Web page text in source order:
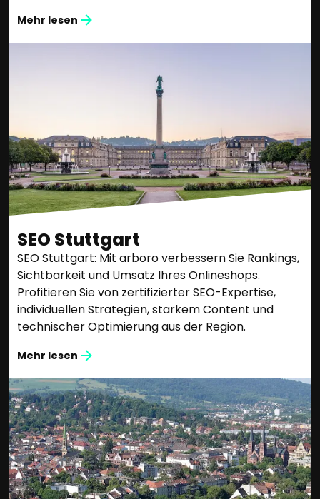
Mehr lesen
SEO Stuttgart
SEO Stuttgart: Mit arboro verbessern Sie Rankings,
Sichtbarkeit und Umsatz Ihres Onlineshops.
Profitieren Sie von zertifizierter SEO-Expertise,
individuellen Strategien, starkem Content und
technischer Optimierung aus der Region.
Mehr lesen